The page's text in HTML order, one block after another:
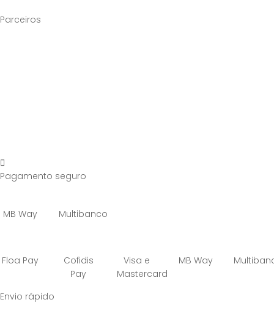
Parceiros
Pagamento seguro
MB Way Multibanco
Floa Pay
Cofidis
Pay
Visa e
Mastercard
MB Way
Envio rápido